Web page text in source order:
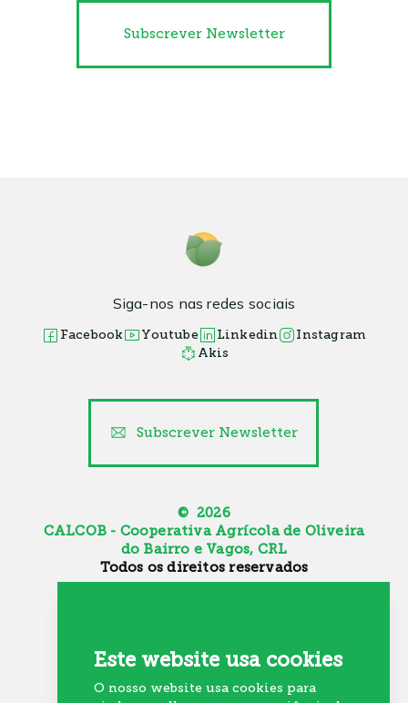
Este website usa cookies
O nosso website usa cookies para
Subscrever Newsletter
Siga-nos nas redes sociais
Facebook Youtube Linkedin
Instagram
Akis
© 2026
CALCOB - Cooperativa Agrícola de Oliveira
do Bairro e Vagos, CRL
Todos os direitos reservados
Resolução Alternativa de Litígios
Recrutamento
Subscrever Newsletter